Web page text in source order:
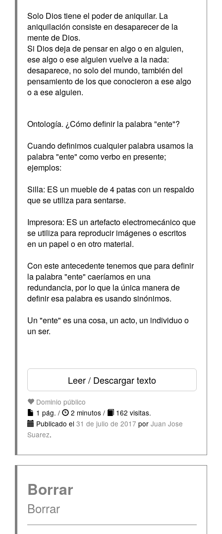
Solo Dios tiene el poder de aniquilar. La
aniquilación consiste en desaparecer de la
mente de Dios.
Si Dios deja de pensar en algo o en alguien,
ese algo o ese alguien vuelve a la nada:
desaparece, no solo del mundo, también del
pensamiento de los que conocieron a ese algo
o a ese alguien.
Ontología. ¿Cómo definir la palabra "ente"?
Cuando definimos cualquier palabra usamos la
palabra "ente" como verbo en presente;
ejemplos:
Silla: ES un mueble de 4 patas con un respaldo
que se utiliza para sentarse.
Impresora: ES un artefacto electromecánico que
se utiliza para reproducir imágenes o escritos
en un papel o en otro material.
Con este antecedente tenemos que para definir
la palabra "ente" caeríamos en una
redundancia, por lo que la única manera de
definir esa palabra es usando sinónimos.
Un "ente" es una cosa, un acto, un individuo o
un ser.
Leer / Descargar texto
Dominio público
1 pág. /
2 minutos /
162 visitas.
Publicado el 31 de julio de 2017 por Juan Jose
Suarez.
Borrar
Borrar